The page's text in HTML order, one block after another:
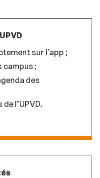
sur l’app ;
campus ;
des
l’UPVD.